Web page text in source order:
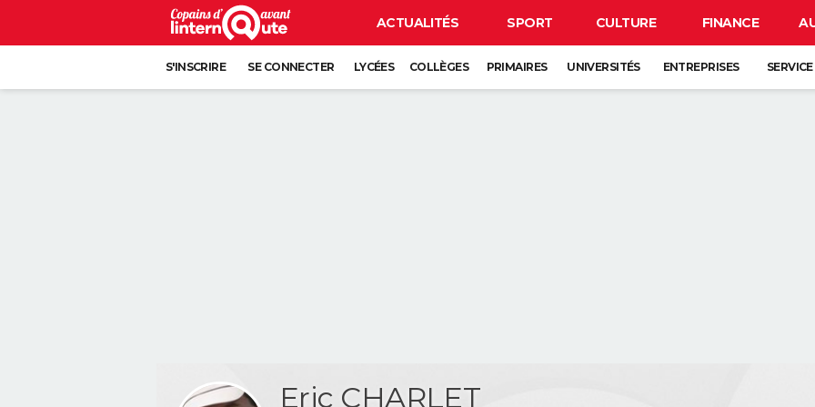
ACTUALITÉS SPORT CULTURE FINANCE
S'INSCRIRE SE CONNECTER LYCÉES COLLÈGES PRIMAIRES UNIVERSITÉS ENTREPRISES
Eric CHARLET